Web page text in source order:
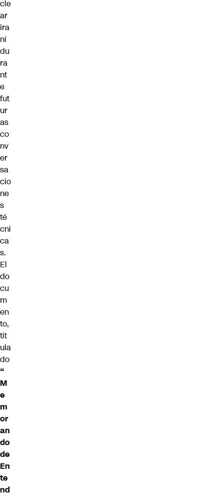
cle
ar
ira
ní
du
ra
nt
e
fut
ur
as
co
nv
er
sa
cio
ne
s
té
cni
ca
s.
El
do
cu
m
en
to,
tit
ula
do
“
M
e
m
or
an
do
de
En
te
nd